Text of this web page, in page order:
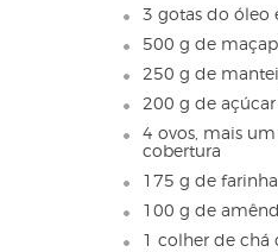
3 gotas do óleo
500 g de
250 g de
200 g de
4 ovos, mais
cobertura
175 g de
100 g de
1 colher de